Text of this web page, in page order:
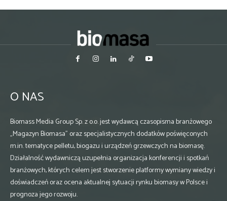
O NAS
Biomass Media Group Sp. z o.o. jest wydawcą czasopisma branżowego
„Magazyn Biomasa” oraz specjalistycznych dodatków poświęconych
m.in. tematyce pelletu, biogazu i urządzeń grzewczych na biomasę.
Działalność wydawniczą uzupełnia organizacja konferencji i spotkań
branżowych, których celem jest stworzenie platformy wymiany wiedzy i
doświadczeń oraz ocena aktualnej sytuacji rynku biomasy w Polsce i
prognoza jego rozwoju.